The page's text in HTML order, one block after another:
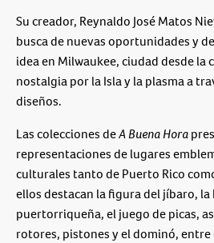
Su creador, Reynaldo José Matos
busca de nuevas oportunidades y
idea en Milwaukee, ciudad desde la
nostalgia por la Isla y la plasma a
diseños.
Las colecciones deA Buena Hora
representaciones de lugares
culturales tanto de Puerto Rico
ellos destacan la figura del jíbaro, la
puertorriqueña, el juego de picas,
rotores, pistones y el dominó,